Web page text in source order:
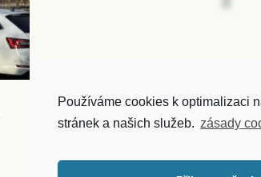
Používáme cookies k optimalizaci
stránek a našich služeb. zásady